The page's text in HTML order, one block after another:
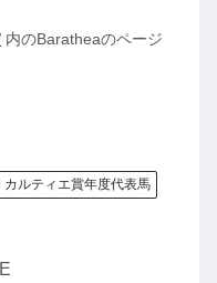
内のBaratheaのページ
カルティエ賞年度代表馬